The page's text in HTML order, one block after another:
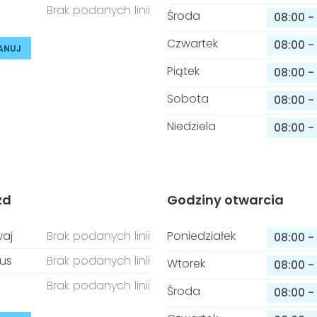
Brak podanych linii Środa 08:00 -
Czwartek
08:00 -
Piątek
08:00 -
Sobota
08:00 -
Niedziela
08:00 -
Brak podanych linii
Brak podanych linii
Brak podanych linii
Godziny otwarcia
Poniedziałek 08:00 -
Wtorek
08:00 -
Środa
08:00 -